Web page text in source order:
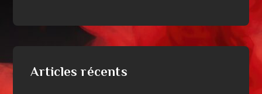
Articles récents